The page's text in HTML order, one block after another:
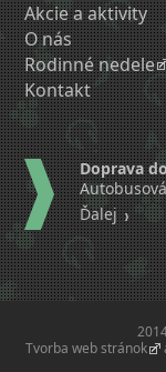
Akcie a aktivity
O nás
Rodinné nedele
Kontakt
Doprava
Ďalej
Tvorba web stránok